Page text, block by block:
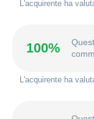
L'acquirente ha
100%
L'acquirente ha